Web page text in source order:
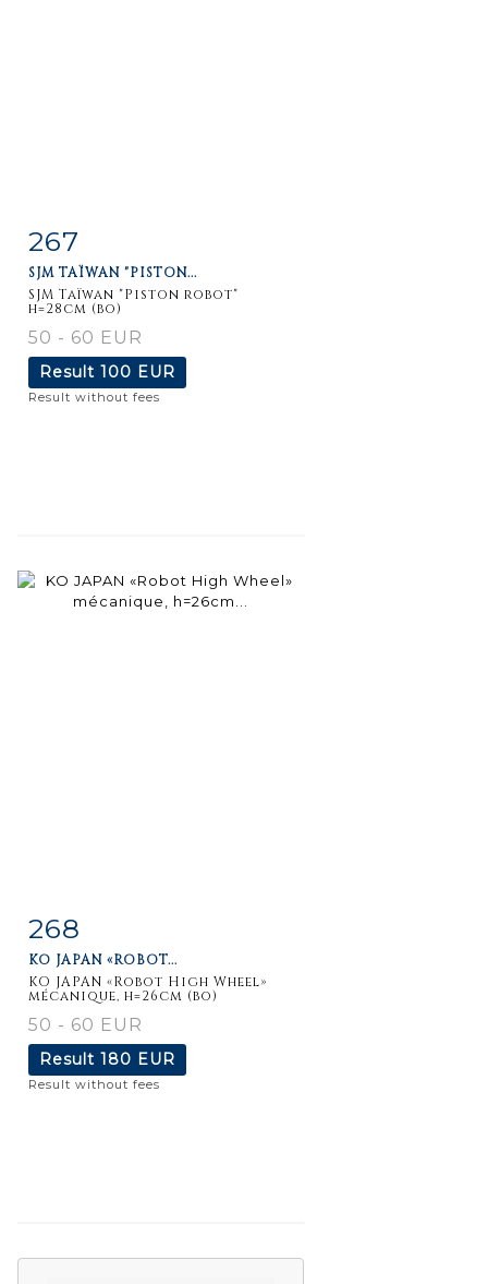
Item detail
267
SJM TAÏWAN "PISTON...
SJM Taïwan "Piston robot"
h=28cm (bo)
50 - 60 EUR
Result 100 EUR
Result without fees
Item detail
268
KO JAPAN «ROBOT...
KO JAPAN «Robot High Wheel»
mécanique, h=26cm (bo)
50 - 60 EUR
Result 180 EUR
Result without fees